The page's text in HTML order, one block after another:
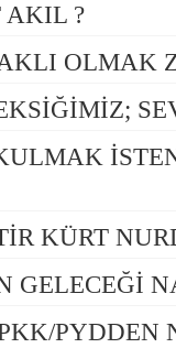
AKIL ?
OLMAK
KÜRT
GELECEĞİ
PYDDEN